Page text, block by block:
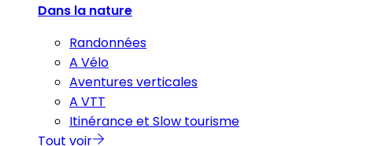
Dans la nature
Randonnées
A Vélo
Aventures verticales
A VTT
Itinérance et Slow tourisme
Tout voir